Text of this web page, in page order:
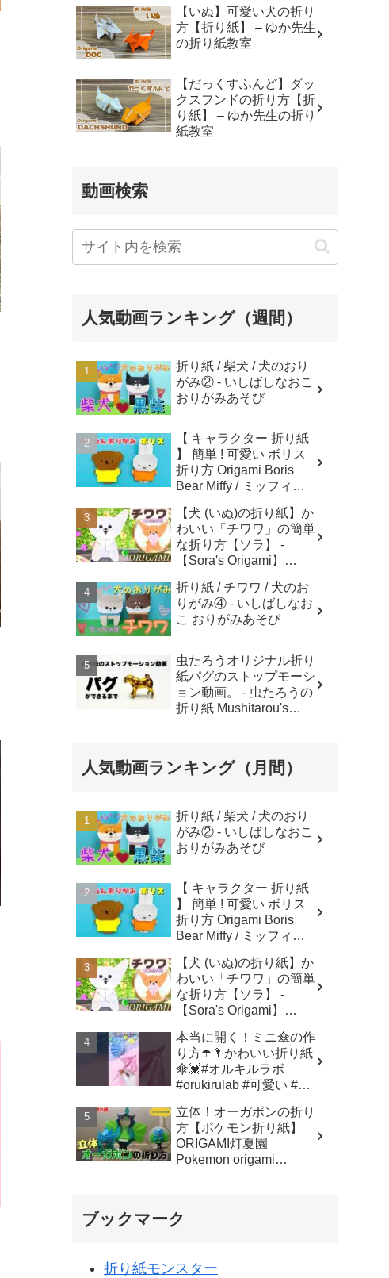
なヨーキーのたると。
【いぬ】可愛い犬の折り
方【折り紙】 – ゆか先生
の折り紙教室
【だっくすふんど】ダッ
クスフンドの折り方【折
り紙】 – ゆか先生の折り
紙教室
動画検索
人気動画ランキング（週間）
折り紙 / 柴犬 / 犬のおり
がみ② - いしばしなおこ
おりがみあそび
【 キャラクター 折り紙
】 簡単 ! 可愛い ボリス
折り方 Origami Boris
Bear Miffy / ミッフィー
Aoi's origami
【犬 (いぬ)の折り紙】か
わいい「チワワ」の簡単
な折り方【ソラ】 -
【Sora's Origami】
折り紙 / チワワ / 犬のお
りがみ④ - いしばしなお
こ おりがみあそび
虫たろうオリジナル折り
紙パグのストップモーシ
ョン動画。 - 虫たろうの
折り紙 Mushitarou's
人気動画ランキング（月間）
折り紙 / 柴犬 / 犬のおり
がみ② - いしばしなおこ
おりがみあそび
【 キャラクター 折り紙
】 簡単 ! 可愛い ボリス
折り方 Origami Boris
Bear Miffy / ミッフィー
Aoi's origami
【犬 (いぬ)の折り紙】か
わいい「チワワ」の簡単
な折り方【ソラ】 -
【Sora's Origami】
本当に開く！ミニ傘の作
り方☂️🌂かわいい折り紙
傘💓#オルキルラボ
#orukirulab #可愛い #折
ア #mini #傘 #umbrella
#shorts - Orukirulab Craft
立体！オーガポンの折り
方【ポケモン折り紙】
ORIGAMI灯夏園
Pokemon origami
ブックマーク
折り紙モンスター